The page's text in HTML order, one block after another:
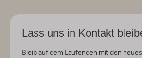
Lass uns in Kontakt
Bleib auf dem Laufenden mit den